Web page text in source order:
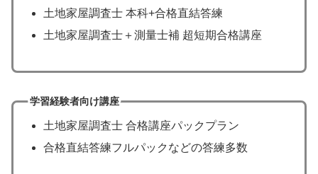
土地家屋調査士 本科+合格直結答練
土地家屋調査士＋測量士補 超短期合格講座
学習経験者向け講座
土地家屋調査士 合格講座パックプラン
合格直結答練フルパックなどの答練多数